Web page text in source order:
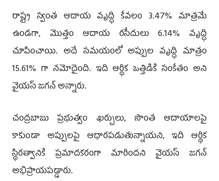
రాష్ట్ర స్వంత ఆదాయ వృద్ధి కేవలం 3.47% మాత్రమే
ఉండగా, మొత్తం ఆదాయ రసీదులు 6.14% వృద్ధి
చూపించాయి. అదే సమయంలో అప్పుల వృద్ధి మాత్రం
15.61% గా నమోదైంది. ఇది ఆర్థిక ఒత్తిడికి సంకేతం అని
వైయ‌స్ జగన్‌ అన్నారు.
చంద్రబాబు ప్రభుత్వం ఖర్చులు, సొంత ఆదాయాలపై
కాకుండా అప్పులపై ఆధారపడుతున్నాయని, ఇది ఆర్థిక
స్థిరత్వానికి ప్రమాదకరంగా మారిందని వైయ‌స్ జగన్‌
అభిప్రాయపడ్డారు.